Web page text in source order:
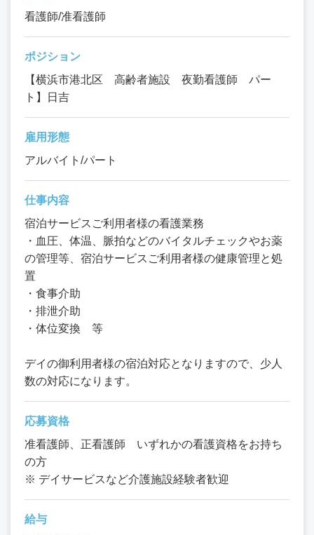
看護師/准看護師
ポジション
【横浜市港北区 高齢者施設 夜勤看護師 パー
ト】日吉
雇用形態
アルバイト/パート
仕事内容
宿泊サービスご利用者様の看護業務
・血圧、体温、脈拍などのバイタルチェックやお薬
の管理等、宿泊サービスご利用者様の健康管理と処
置
・食事介助
・排泄介助
・体位変換 等
デイの御利用者様の宿泊対応となりますので、少人
数の対応になります。
応募資格
准看護師、正看護師 いずれかの看護資格をお持ち
の方
※ デイサービスなど介護施設経験者歓迎
給与